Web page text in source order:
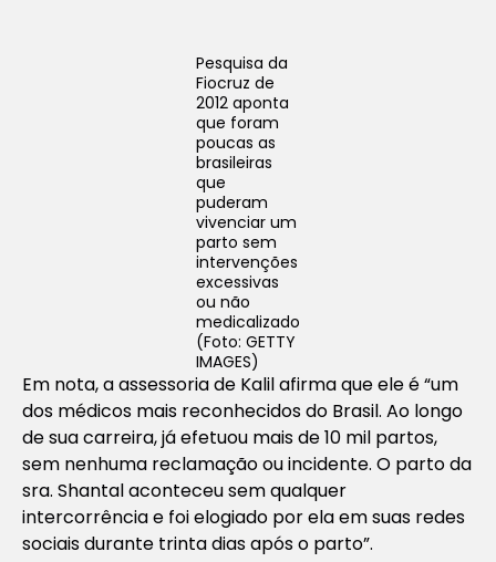
Pesquisa da
Fiocruz de
2012 aponta
que foram
poucas as
brasileiras
que
puderam
vivenciar um
parto sem
intervenções
excessivas
ou não
medicalizado
(Foto: GETTY
IMAGES)
Em nota, a assessoria de Kalil afirma que ele é “um
dos médicos mais reconhecidos do Brasil. Ao longo
de sua carreira, já efetuou mais de 10 mil partos,
sem nenhuma reclamação ou incidente. O parto da
sra. Shantal aconteceu sem qualquer
intercorrência e foi elogiado por ela em suas redes
sociais durante trinta dias após o parto”.